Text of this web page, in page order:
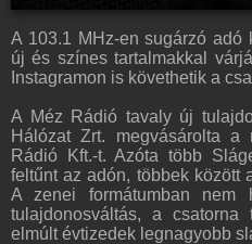
A 103.1 MHz-en sugárzó
új és színes tartalmakkal
Instagramon is követhetik a
A Méz Rádió tavaly új
Hálózat Zrt. megvásárolta a
Rádió Kft.-t. Azóta több
feltűnt az adón, többek között
A zenei formátumban nem
tulajdonosváltás, a
elmúlt évtizedek legnagyobb